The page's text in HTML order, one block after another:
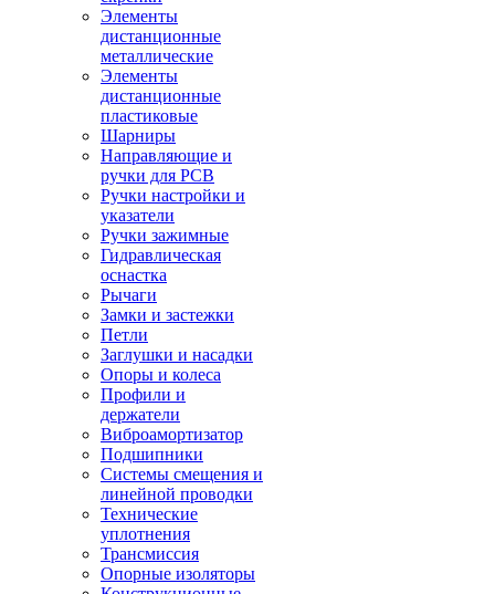
Элементы
дистанционные
металлические
Элементы
дистанционные
пластиковые
Шарниры
Направляющие и
ручки для PCB
Ручки настройки и
указатели
Ручки зажимные
Гидравлическая
оснастка
Рычаги
Замки и застежки
Петли
Заглушки и насадки
Опоры и колеса
Профили и
держатели
Виброамортизатор
Подшипники
Системы смещения и
линейной проводки
Технические
уплотнения
Трансмиссия
Опорные изоляторы